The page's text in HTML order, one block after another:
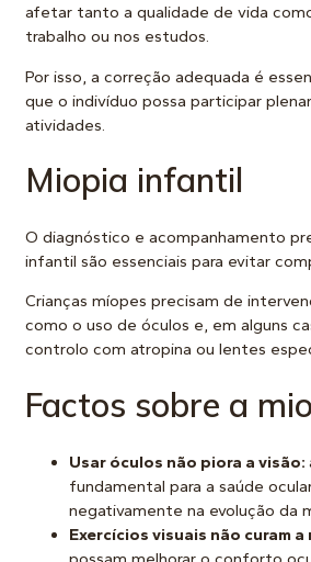
afetar tanto a qualidade de vida
trabalho ou nos estudos.
Por isso, a correção adequada é
que o indivíduo possa participar
atividades.
Miopia infantil
O diagnóstico e acompanhamento
infantil são essenciais para evitar
Crianças míopes precisam de
como o uso de óculos e, em alguns
controlo com atropina ou lentes
Factos sobre a
Usar óculos não piora a visão:
fundamental para a saúde
negativamente na evolução da
Exercícios visuais não curam a